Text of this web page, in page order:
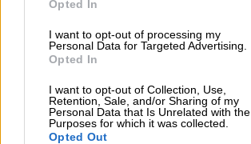
Opted In
I want to opt-out of processing my
Personal Data for Targeted Advertising.
Opted In
I want to opt-out of Collection, Use,
Retention, Sale, and/or Sharing of my
Personal Data that Is Unrelated with the
Purposes for which it was collected.
Opted Out